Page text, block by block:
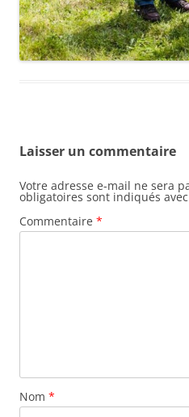
Laisser un commentaire
Votre adresse e-mail ne sera
obligatoires sont indiqués avec
Commentaire *
Nom *